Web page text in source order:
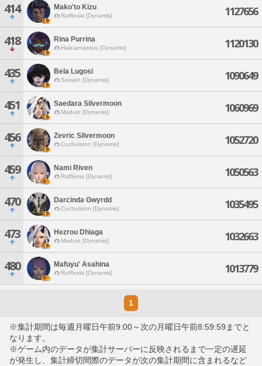
414 Mako'to Kizu
Rafflesia [Dynamis] 1127656
418 Rina Purrina
Halicarnassus [Dynamis] 1120130
435 Bela Lugosi
Seraph [Dynamis] 1090649
451 Saedara Silvermoon
Maduin [Dynamis] 1060969
456 Zevric Silvermoon
Cuchulainn [Dynamis] 1052720
459 Nami Riven
Rafflesia [Dynamis] 1050563
470 Darcinda Gwyrdd
Cuchulainn [Dynamis] 1035495
473 Hezrou Dhiaga
Maduin [Dynamis] 1032663
480 Mafuyu' Asahina
Rafflesia [Dynamis] 1013779
1
※集計期間は毎週月曜日午前9:00～次の月曜日午前8:59:59までと
なります。
※ゲーム内のデータが集計サーバーに反映されるまで一定の遅延
が発生し、集計締切間際のデータが次の集計期間に含まれるなど